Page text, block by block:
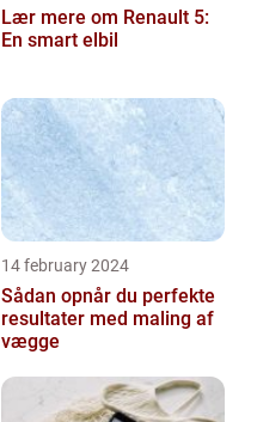
Lær mere om Renault 5:
En smart elbil
14 february 2024
Sådan opnår du perfekte
resultater med maling af
vægge